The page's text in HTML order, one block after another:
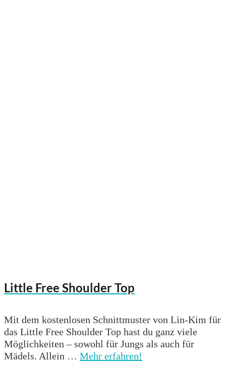
Little Free Shoulder Top
Mit dem kostenlosen Schnittmuster von Lin-Kim für
das Little Free Shoulder Top hast du ganz viele
Möglichkeiten – sowohl für Jungs als auch für
Mädels. Allein … Mehr erfahren!